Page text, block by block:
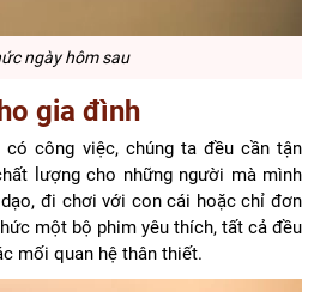
ngày hôm sau
gia đình
công việc, chúng ta đều cần tận
lượng cho những người mà mình
đi chơi với con cái hoặc chỉ đơn
một bộ phim yêu thích, tất cả đều
mối quan hệ thân thiết.